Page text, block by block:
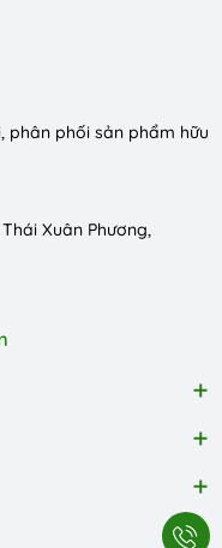
phân phối sản phẩm hữu
Xuân Phương,